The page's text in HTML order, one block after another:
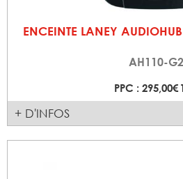
ENCEINTE LANEY
AH110-G2
PPC : 295,00€
+ D'INFOS